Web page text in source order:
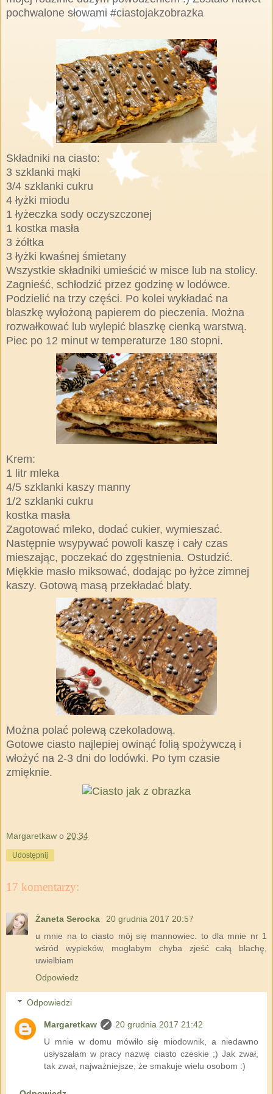
pochwalone słowami #ciastojakzobrazka
Składniki na ciasto:
3 szklanki mąki
3/4 szklanki cukru
4 łyżki miodu
1 łyżeczka sody oczyszczonej
1 kostka masła
3 żółtka
3 łyżki kwaśnej śmietany
Wszystkie składniki umieścić w misce lub na stolicy.
Zagnieść, schłodzić przez godzinę w lodówce.
Podzielić na trzy części. Po kolei wykładać na
blaszkę wyłożoną papierem do pieczenia. Można
rozwałkować lub wylepić blaszkę cienką warstwą.
Piec po 12 minut w temperaturze 180 stopni.
Krem:
1 litr mleka
4/5 szklanki kaszy manny
1/2 szklanki cukru
kostka masła
Zagotować mleko, dodać cukier, wymieszać.
Następnie wsypywać powoli kaszę i cały czas
mieszając, poczekać do zgęstnienia. Ostudzić.
Miękkie masło miksować, dodając po łyżce zimnej
kaszy. Gotową masą przekładać blaty.
Można polać polewą czekoladową.
Gotowe ciasto najlepiej owinąć folią spożywczą i
włożyć na 2-3 dni do lodówki. Po tym czasie
zmięknie.
Margaretkaw o 20:34
Udostępnij
17 komentarzy:
Żaneta Serocka
20 grudnia 2017 20:57
u mnie na to ciasto mój się mannowiec. to dla mnie nr 1
wśród wypieków, mogłabym chyba zjeść całą blachę,
uwielbiam
Odpowiedz
Odpowiedzi
Margaretkaw
20 grudnia 2017 21:42
U mnie w domu mówiło się miodownik, a niedawno
usłyszałam w pracy nazwę ciasto czeskie ;) Jak zwał,
tak zwał, najważniejsze, że smakuje wielu osobom :)